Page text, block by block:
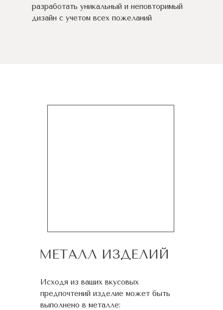
разработать уникальный и неповторимый
дизайн c учетом всех пожеланий
МЕТАЛЛ ИЗДЕЛИЙ
Исходя из ваших вкусовых
предпочтений изделие может быть
выполнено в металле: